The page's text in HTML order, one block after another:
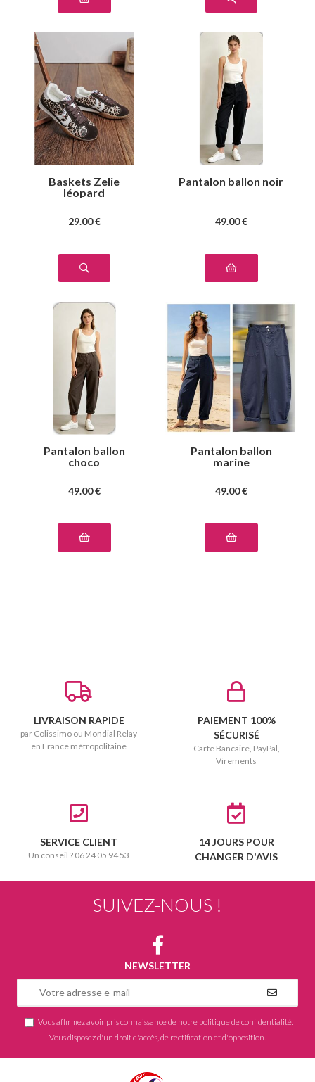
Baskets Zelie
léopard
29.00 €
Pantalon ballon noir
49.00 €
Pantalon ballon
choco
49.00 €
Pantalon ballon
marine
49.00 €
LIVRAISON RAPIDE
par Colissimo ou Mondial Relay
en France métropolitaine
PAIEMENT 100%
SÉCURISÉ
Carte Bancaire, PayPal,
Virements
SERVICE CLIENT
Un conseil ? 06 24 05 94 53
14 JOURS POUR
CHANGER D'AVIS
SUIVEZ-NOUS !
NEWSLETTER
Vous affirmez avoir pris connaissance de notre politique de confidentialité
Vous disposez d'un droit d'accès, de rectification et d'opposition.